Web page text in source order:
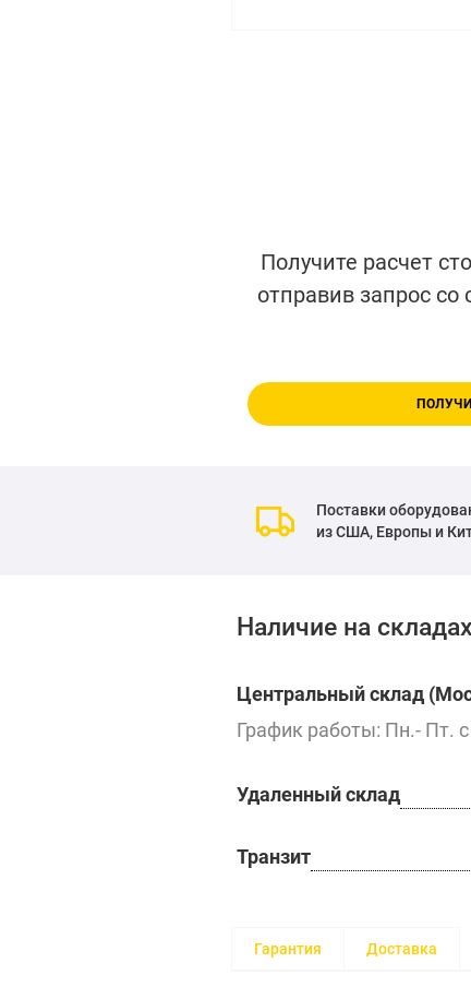
Получите расчет
отправив запрос со
Поставки
из США, Европы и
Наличие на складах
Центральный склад
График работы: Пн.- Пт.
Удаленный склад
Транзит
Гарантия Доставка